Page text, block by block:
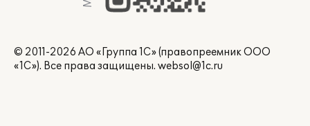
© 2011-2026 АО «Группа 1С» (правопреемник ООО
«1С»). Все права защищены. websol@1c.ru